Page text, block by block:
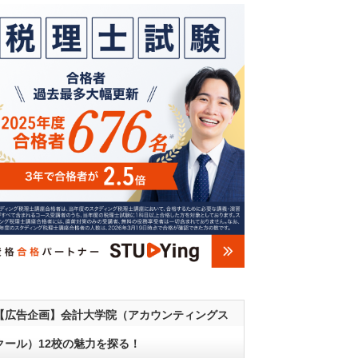
広告企画】会計大学院（アカウンティングス
ール）12校の魅力を探る！